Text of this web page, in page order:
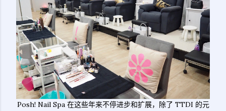
Posh! Nail Spa 在这些年来不停进步和扩展，除了 TTDI 的元